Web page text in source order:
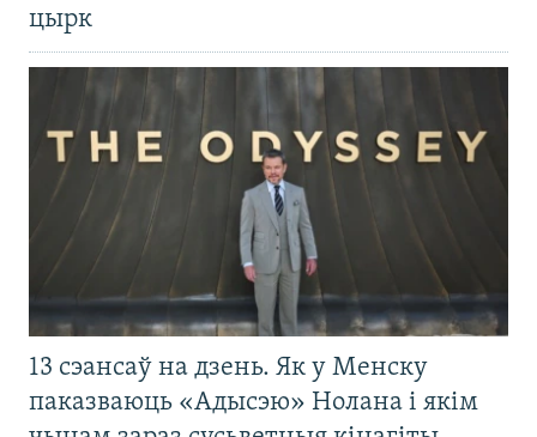
цырк
13 сэансаў на дзень. Як у Менску
паказваюць «Адысэю» Нолана і якім